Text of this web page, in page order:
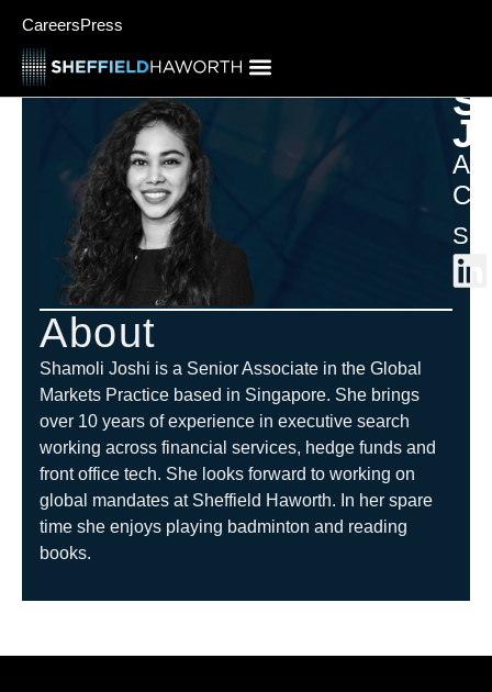
CareersPress
About
Shamoli Joshi is a Senior Associate in the Global
Markets Practice based in Singapore. She brings
over 10 years of experience in executive search
working across financial services, hedge funds and
front office tech. She looks forward to working on
global mandates at Sheffield Haworth. In her spare
time she enjoys playing badminton and reading
books.